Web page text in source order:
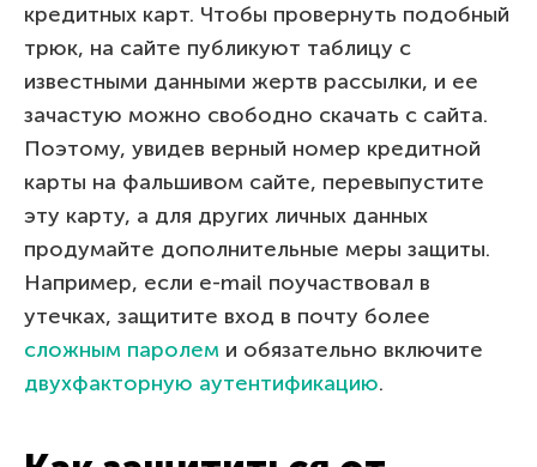
кредитных карт. Чтобы провернуть подобный
трюк, на сайте публикуют таблицу с
известными данными жертв рассылки, и ее
зачастую можно свободно скачать с сайта.
Поэтому, увидев верный номер кредитной
карты на фальшивом сайте, перевыпустите
эту карту, а для других личных данных
продумайте дополнительные меры защиты.
Например, если e-mail поучаствовал в
утечках, защитите вход в почту более
сложным паролем и обязательно включите
двухфакторную аутентификацию.